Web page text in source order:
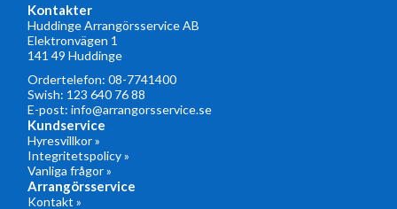
Kontakter
Huddinge Arrangörsservice AB
Elektronvägen 1
141 49 Huddinge
Ordertelefon: 08-7741400
Swish: 123 640 76 88
E-post: info@arrangorsservice.se
Kundservice
Hyresvillkor »
Integritetspolicy »
Vanliga frågor »
Arrangörsservice
Kontakt »